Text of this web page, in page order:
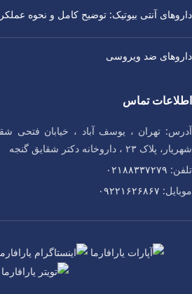
داروهای آنتی‌ بیوتیک: توضیح کامل و نحوه
داروهای ضد ویروسی
اطلاعات تماس
آدرس: تهران ، یوسف آباد ، خیابان فتحی
شهریار، پلاک ۲۳ ، داروخانه دکتر شقایق گنجه
تلفن: ۰۲۱۸۸۳۳۷۲۷۹
موبایل: ۰۹۲۲۱۶۲۶۸۶۷